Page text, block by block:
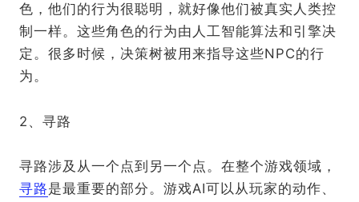
色，他们的行为很聪明，就好像他们被真实人类控
制一样。这些角色的行为由人工智能算法和引擎决
定。很多时候，决策树被用来指导这些NPC的行
为。
2、寻路
寻路涉及从一个点到另一个点。在整个游戏领域，
寻路是最重要的部分。游戏AI可以从玩家的动作、